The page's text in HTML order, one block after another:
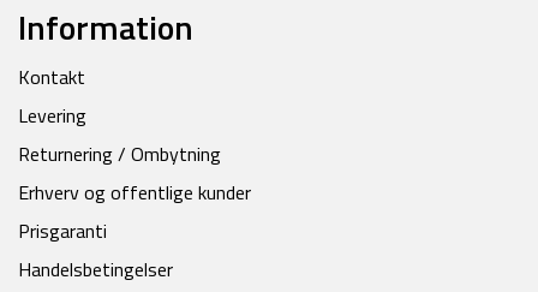
Information
Kontakt
Levering
Returnering / Ombytning
Erhverv og offentlige kunder
Prisgaranti
Handelsbetingelser